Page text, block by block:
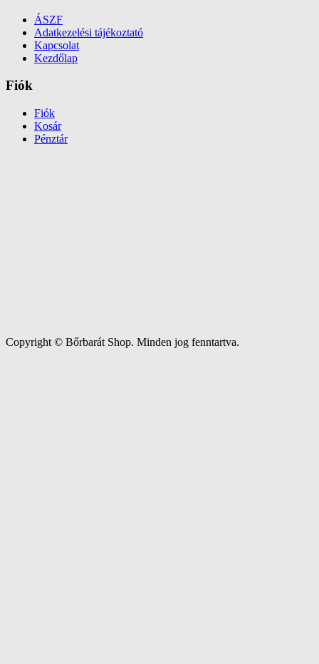
ÁSZF
Adatkezelési tájékoztató
Kapcsolat
Kezdőlap
Fiók
Fiók
Kosár
Pénztár
Copyright © Bőrbarát Shop. Minden jog fenntartva.